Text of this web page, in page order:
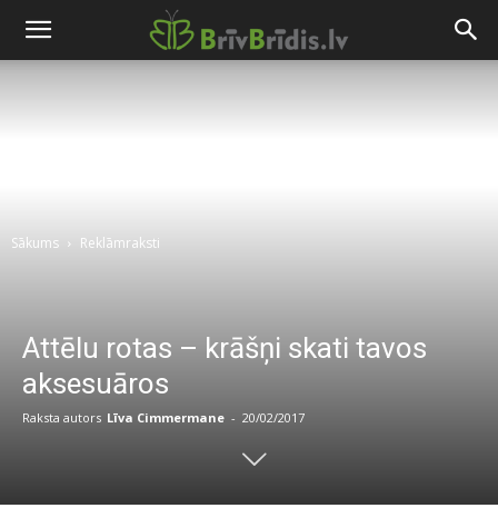
Sākums Reklāmraksti
Attēlu rotas – krāšņi skati tavos
aksesuāros
Raksta autors Līva Cimmermane - 20/02/2017